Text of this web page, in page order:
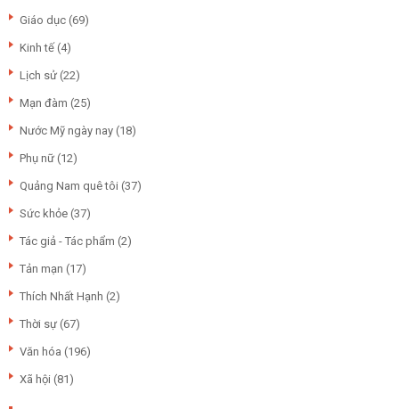
Giáo dục (69)
Kinh tế (4)
Lịch sử (22)
Mạn đàm (25)
Nước Mỹ ngày nay (18)
Phụ nữ (12)
Quảng Nam quê tôi (37)
Sức khỏe (37)
Tác giả - Tác phẩm (2)
Tản mạn (17)
Thích Nhất Hạnh (2)
Thời sự (67)
Văn hóa (196)
Xã hội (81)